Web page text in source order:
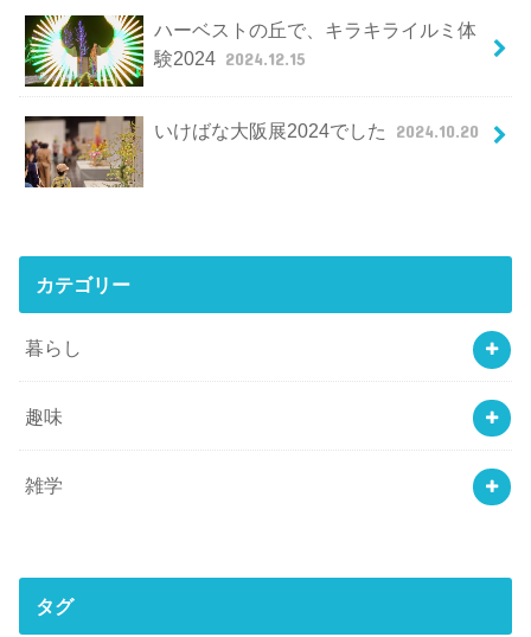
ハーベストの丘で、キラキライルミ体
験2024 2024.12.15
いけばな大阪展2024でした 2024.10.20
カテゴリー
暮らし
趣味
雑学
タグ